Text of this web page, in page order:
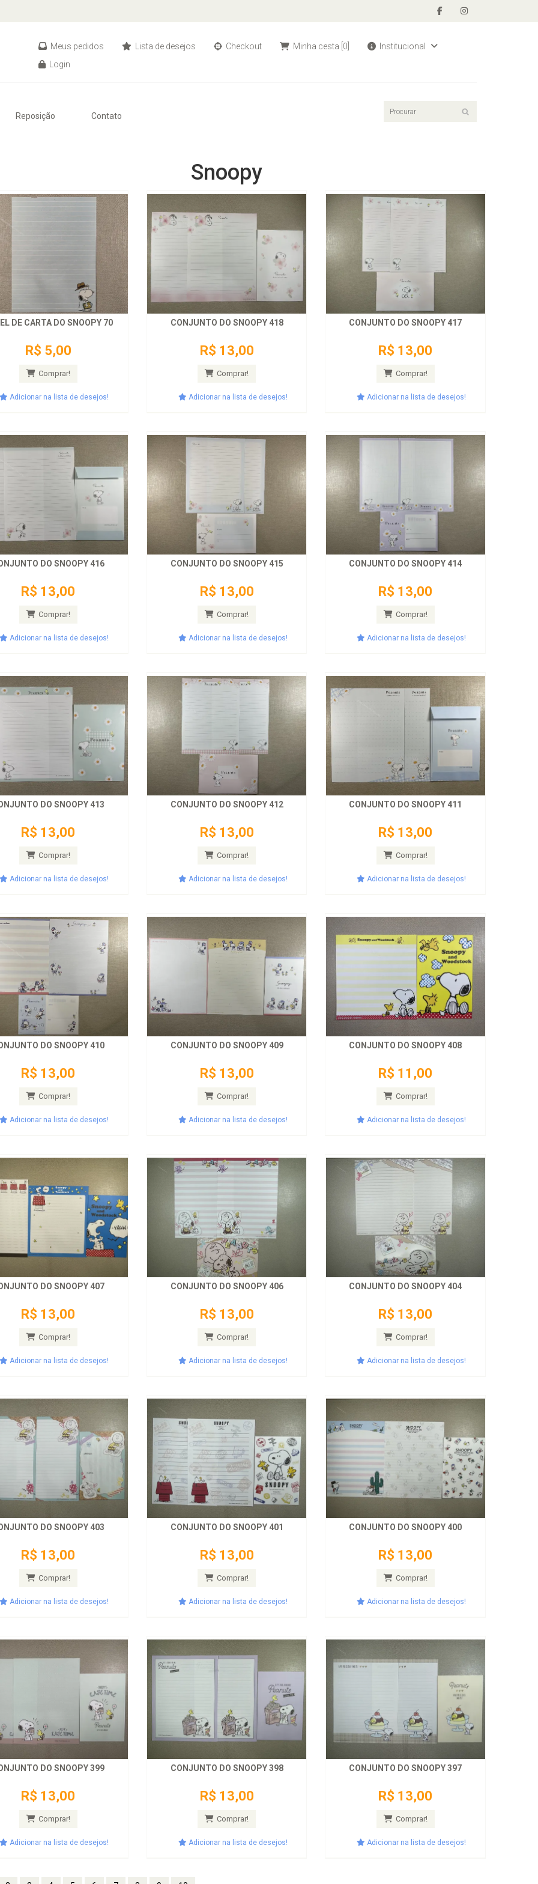
Meus pedidos Lista de desejos Checkout Minha cesta [0]
Institucional
Login
Reposição Contato
Snoopy
DE CARTA DO SNOOPY 70
R$ 5,00
Comprar!
Adicionar na lista de desejos!
CONJUNTO DO SNOOPY 418
R$ 13,00
Comprar!
Adicionar na lista de desejos!
CONJUNTO DO SNOOPY 417
R$ 13,00
Comprar!
Adicionar na lista de desejos!
DO SNOOPY 416
R$ 13,00
Comprar!
Adicionar na lista de desejos!
CONJUNTO DO SNOOPY 415
R$ 13,00
Comprar!
Adicionar na lista de desejos!
CONJUNTO DO SNOOPY 414
R$ 13,00
Comprar!
Adicionar na lista de desejos!
DO SNOOPY 413
R$ 13,00
Comprar!
Adicionar na lista de desejos!
CONJUNTO DO SNOOPY 412
R$ 13,00
Comprar!
Adicionar na lista de desejos!
CONJUNTO DO SNOOPY 411
R$ 13,00
Comprar!
Adicionar na lista de desejos!
DO SNOOPY 410
R$ 13,00
Comprar!
Adicionar na lista de desejos!
CONJUNTO DO SNOOPY 409
R$ 13,00
Comprar!
Adicionar na lista de desejos!
CONJUNTO DO SNOOPY 408
R$ 11,00
Comprar!
Adicionar na lista de desejos!
DO SNOOPY 407
R$ 13,00
Comprar!
Adicionar na lista de desejos!
CONJUNTO DO SNOOPY 406
R$ 13,00
Comprar!
Adicionar na lista de desejos!
CONJUNTO DO SNOOPY 404
R$ 13,00
Comprar!
Adicionar na lista de desejos!
DO SNOOPY 403
R$ 13,00
Comprar!
Adicionar na lista de desejos!
CONJUNTO DO SNOOPY 401
R$ 13,00
Comprar!
Adicionar na lista de desejos!
CONJUNTO DO SNOOPY 400
R$ 13,00
Comprar!
Adicionar na lista de desejos!
DO SNOOPY 399
R$ 13,00
Comprar!
Adicionar na lista de desejos!
CONJUNTO DO SNOOPY 398
R$ 13,00
Comprar!
Adicionar na lista de desejos!
CONJUNTO DO SNOOPY 397
R$ 13,00
Comprar!
Adicionar na lista de desejos!